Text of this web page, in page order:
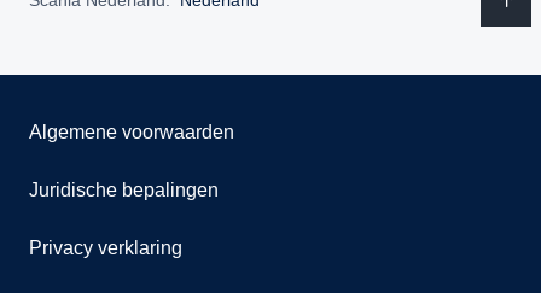
Algemene voorwaarden
Juridische bepalingen
Privacy verklaring